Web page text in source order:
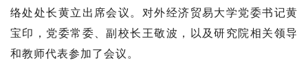
络处处长黄立出席会议。对外经济贸易大学党委书记黄
宝印，党委常委、副校长王敬波，以及研究院相关领导
和教师代表参加了会议。